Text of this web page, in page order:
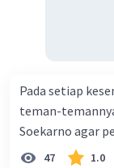
Pada setiap
teman-
Soekarno agar
47 1.0